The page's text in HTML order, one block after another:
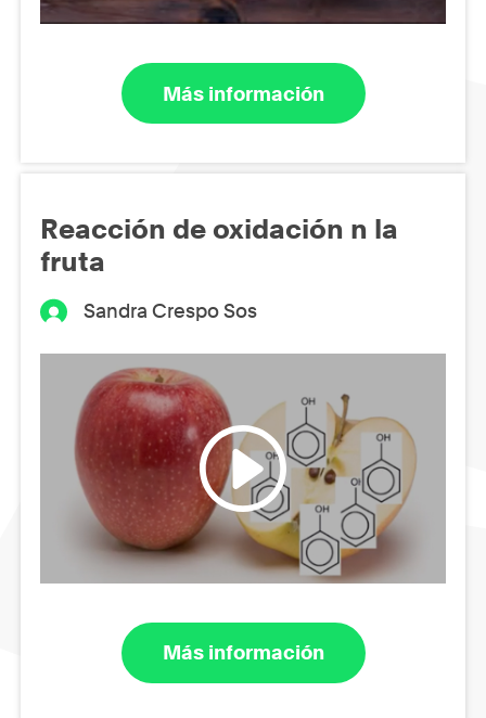
Más información
Reacción de oxidación n la
fruta
Sandra Crespo Sos
Más información